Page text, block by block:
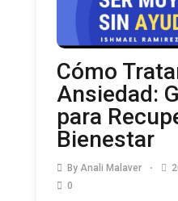
Cómo
Ansiedad:
para
Bienestar
By Anali Malaver
0